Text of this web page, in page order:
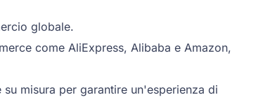
globale.
come AliExpress, Alibaba e Amazon,
misura per garantire un'esperienza di